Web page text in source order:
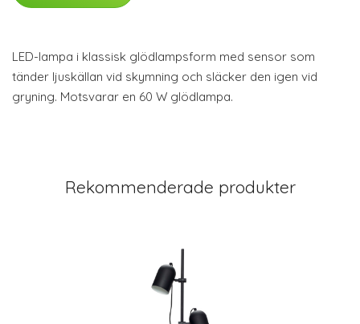
LED-lampa i klassisk glödlampsform med sensor som
tänder ljuskällan vid skymning och släcker den igen vid
gryning. Motsvarar en 60 W glödlampa.
Rekommenderade produkter